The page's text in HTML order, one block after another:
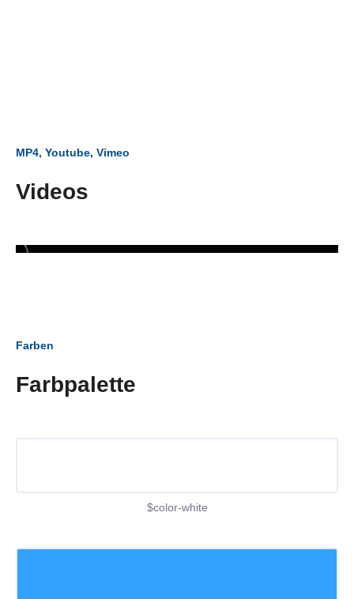
MP4, Youtube, Vimeo
Videos
Farben
Farbpalette
$color-white